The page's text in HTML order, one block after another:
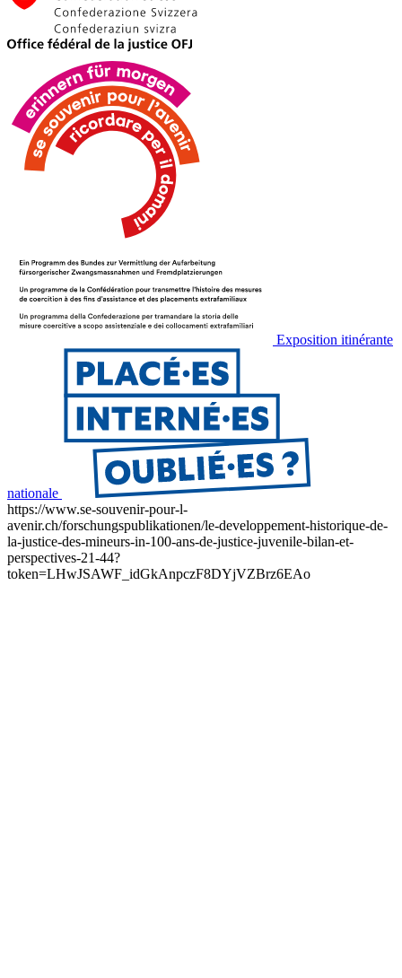
Exposition itinérante
nationale
https://www.se-souvenir-pour-l-
avenir.ch/forschungspublikationen/le-developpement-historique-de-
la-justice-des-mineurs-in-100-ans-de-justice-juvenile-bilan-et-
perspectives-21-44?
token=LHwJSAWF_idGkAnpczF8DYjVZBrz6EAo